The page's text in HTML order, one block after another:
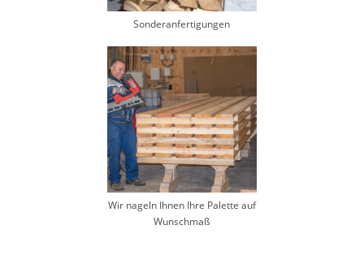
Sonderanfertigungen
Wir nageln Ihnen Ihre Palette auf
Wunschmaß